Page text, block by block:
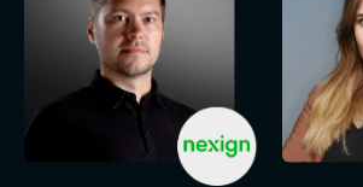
ДЛЯ ОПЛАТЫ БИЛЕТОВ
ОТ ФИЗИЧЕСКОГО ЛИЦА
Оплата через сервис Timepad